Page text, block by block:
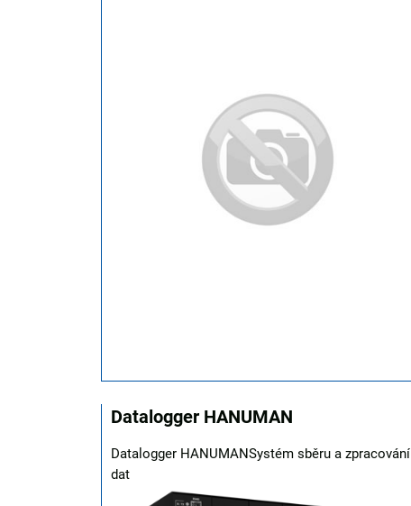
Datalogger HANUMAN
Datalogger HANUMANSystém sběru a zpracování
dat